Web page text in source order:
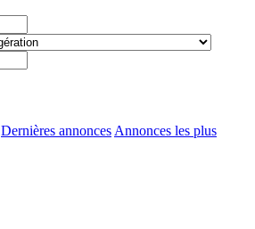
Dernières annonces Annonces les plus